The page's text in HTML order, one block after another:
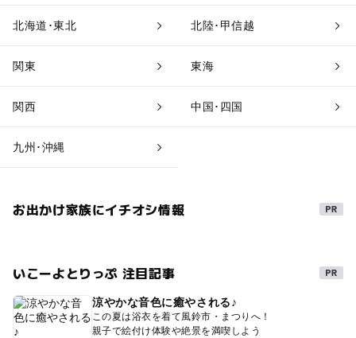
北海道･東北 北陸･甲信越
関東 東海
関西 中国･四国
九州･沖縄
お出かけ家族にイチオシ情報
いこーよとりっぷ 注目記事
涼やかな音色に癒やされる♪
この夏は浴衣を着て風鈴市・まつりへ！
親子で絵付け体験や絶景を満喫しよう